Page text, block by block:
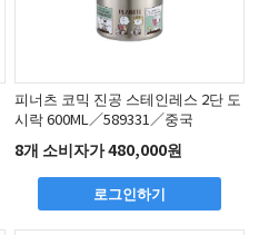
피너츠 코믹 진공 스테인레스 2단 도
시락 600ML／589331／중국
8개 소비자가 480,000원
로그인하기